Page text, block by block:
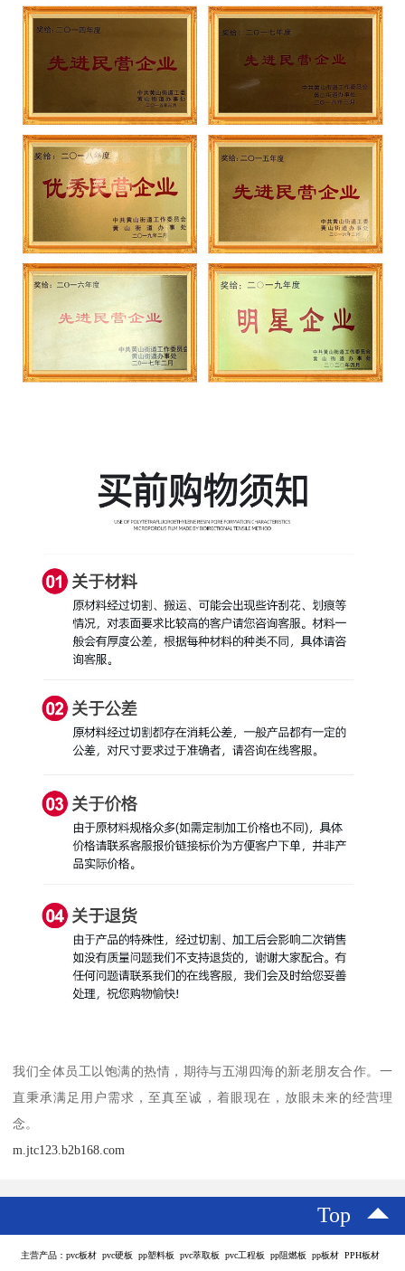
我们全体员工以饱满的热情，期待与五湖四海的新老朋友合作。一
直秉承满足用户需求，至真至诚，着眼现在，放眼未来的经营理
念。
m.jtc123.b2b168.com
Top
主营产品：pvc板材 pvc硬板 pp塑料板 pvc萃取板 pvc工程板 pp阻燃板 pp板材 PPH板材